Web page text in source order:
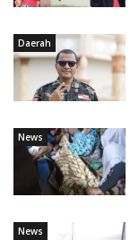
Daerah
News
News